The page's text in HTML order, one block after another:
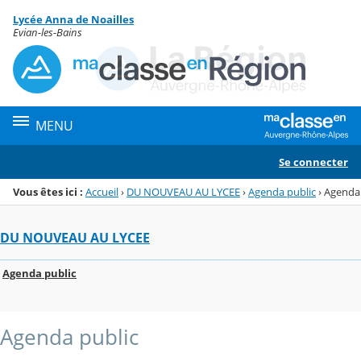
Menu de la rubrique
Contenu
Lycée Anna de Noailles
Evian-les-Bains
MENU
Se connecter
Vous êtes ici : Accueil› DU NOUVEAU AU LYCEE›Agenda public›Agenda
DU NOUVEAU AU LYCEE
Agenda public
Agenda public